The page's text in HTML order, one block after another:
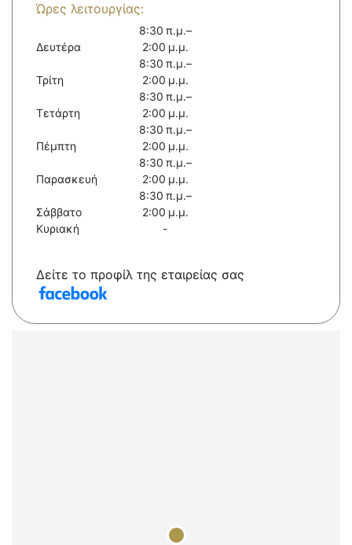
Ώρες λειτουργίας:
Δευτέρα
8:30 π.μ.–
2:00 μ.μ.
Τρίτη
8:30 π.μ.–
2:00 μ.μ.
Τετάρτη
8:30 π.μ.–
2:00 μ.μ.
Πέμπτη
8:30 π.μ.–
2:00 μ.μ.
Παρασκευή
8:30 π.μ.–
2:00 μ.μ.
Σάββατο
8:30 π.μ.–
2:00 μ.μ.
Κυριακή
-
Δείτε το προφίλ της εταιρείας σας